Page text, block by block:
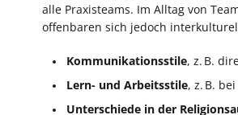
alle Praxisteams. Im Alltag von
offenbaren sich jedoch
Kommunikationsstile, z. B.
Lern- und Arbeitsstile, z. B.
Unterschiede in der